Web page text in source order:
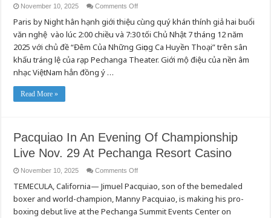
November 10, 2025 Comments Offon
Trình
Ca
Nhạc
Đề
“Đêm
Của
Paris by Night hân hạnh giới thiệu cùng quý khán thính giả hai buổi
văn nghệ vào lúc 2:00 chiều và 7:30 tối Chủ Nhật 7 tháng 12 năm
2025 với chủ đề “Đêm Của Những Giọng Ca Huyền Thoại” trên sân
khấu tráng lệ của rạp Pechanga Theater. Giới mộ điệu của nền âm
nhạc ViệtNam hẳn đồng ý …
Read More »
Pacquiao In An Evening Of Championship
Live Nov. 29 At Pechanga Resort Casino
November 10, 2025 Comments Offon
In
An
Evening
Of
Championship
TEMECULA, California— Jimuel Pacquiao, son of the bemedaled
boxer and world-champion, Manny Pacquiao, is making his pro-
boxing debut live at the Pechanga Summit Events Center on